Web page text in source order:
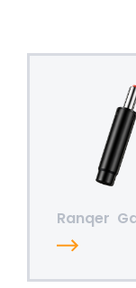
Ranqer